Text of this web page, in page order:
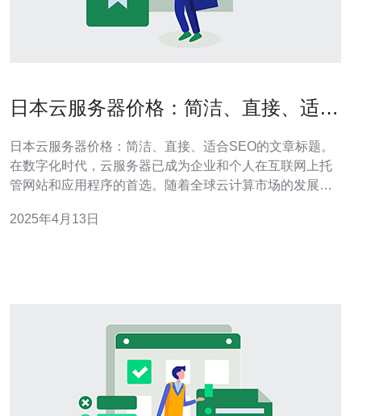
日本云服务器价格：简洁、直接、适合
日本云服务器价格：简洁、直接、适合SEO的文章标题。
在数字化时代，云服务器已成为企业和个人在互联网上托
管网站和应用程序的首选。随着全球云计算市场的发展，
务。本文将介绍日本云服务器的价格，并探讨为什么它们
2025年4月13日